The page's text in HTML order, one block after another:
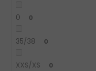
0 0
35/38 0
XXS/XS 0